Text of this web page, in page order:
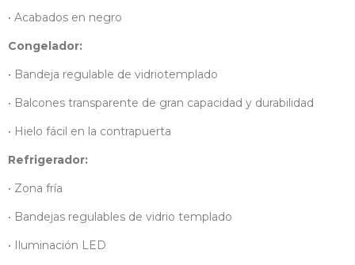
• Acabados en negro
Congelador:
• Bandeja regulable de vidriotemplado
• Balcones transparente de gran capacidad y durabilidad
• Hielo fácil en la contrapuerta
Refrigerador:
• Zona fría
• Bandejas regulables de vidrio templado
• Iluminación LED